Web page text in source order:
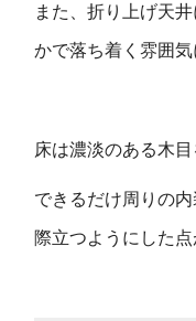
また、折り上げ天
かで落ち着く雰囲気
床は濃淡のある木目
できるだけ周りの
際立つようにした点